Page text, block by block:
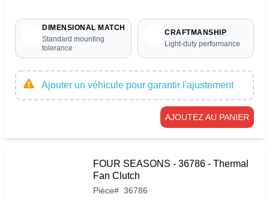
DIMENSIONAL MATCH
Standard mounting
tolerance
CRAFTMANSHIP
Light-duty performance
Ajouter un véhicule pour garantir l'ajustement
AJOUTEZ AU PANIER
FOUR SEASONS - 36786 - Thermal
Fan Clutch
Pièce# 36786